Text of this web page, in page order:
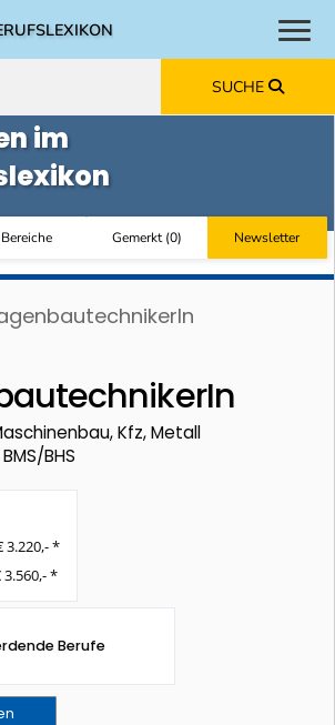
SUCHE
im
Bereiche Gemerkt(0) Newsletter
Kfz, Metall
BHS
3.220,- *
3.560,- *
Berufe